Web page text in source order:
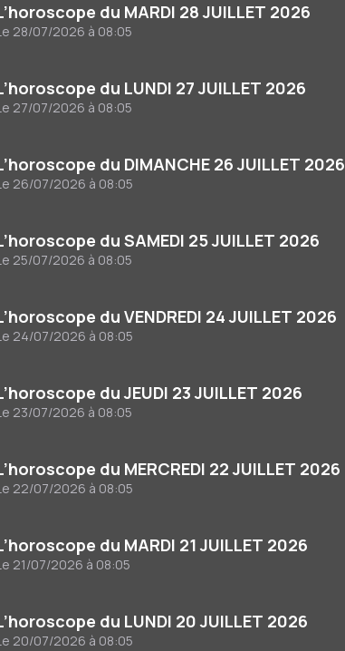
du MARDI 28 JUILLET 2026
28/07/2026 à 08:05
du LUNDI 27 JUILLET 2026
27/07/2026 à 08:05
du DIMANCHE 26 JUILLET 2026
26/07/2026 à 08:05
du SAMEDI 25 JUILLET 2026
25/07/2026 à 08:05
du VENDREDI 24 JUILLET 2026
24/07/2026 à 08:05
du JEUDI 23 JUILLET 2026
23/07/2026 à 08:05
du MERCREDI 22 JUILLET 2026
22/07/2026 à 08:05
du MARDI 21 JUILLET 2026
21/07/2026 à 08:05
du LUNDI 20 JUILLET 2026
20/07/2026 à 08:05